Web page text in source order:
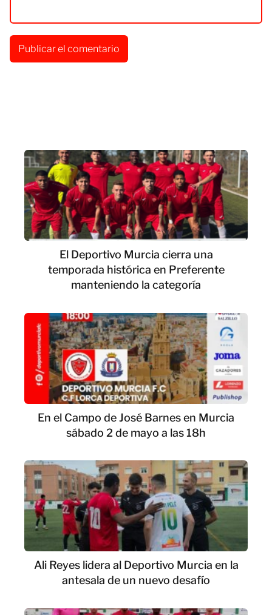
El Deportivo Murcia cierra una
temporada histórica en Preferente
manteniendo la categoría
En el Campo de José Barnes en Murcia
sábado 2 de mayo a las 18h
Ali Reyes lidera al Deportivo Murcia en la
antesala de un nuevo desafío